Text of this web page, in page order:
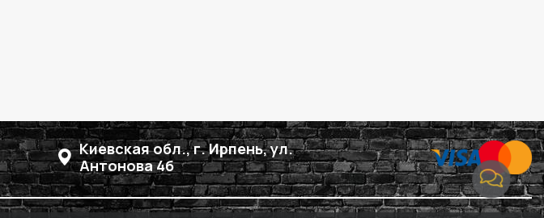
Киевская обл., г. Ирпень, ул.
Антонова 4б